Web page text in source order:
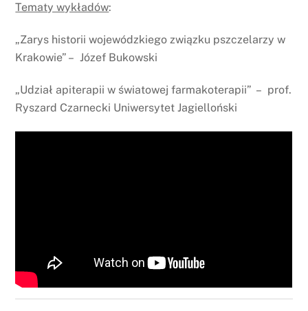
Tematy wykładów:
„Zarys historii wojewódzkiego związku pszczelarzy w
Krakowie” – Józef Bukowski
„Udział apiterapii w światowej farmakoterapii” – prof.
Ryszard Czarnecki Uniwersytet Jagielloński